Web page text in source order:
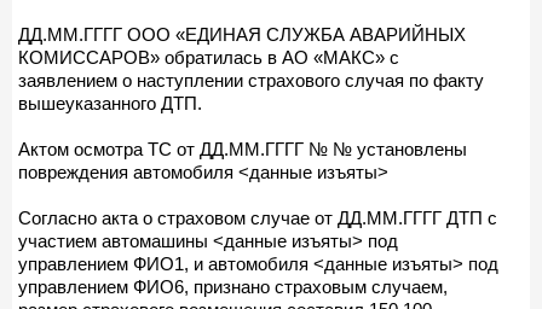
ДД.ММ.ГГГГ ООО «ЕДИНАЯ СЛУЖБА АВАРИЙНЫХ
КОМИССАРОВ» обратилась в АО «МАКС» с
заявлением о наступлении страхового случая по факту
вышеуказанного ДТП.
Актом осмотра ТС от ДД.ММ.ГГГГ № № установлены
повреждения автомобиля <данные изъяты>
Согласно акта о страховом случае от ДД.ММ.ГГГГ ДТП с
участием автомашины <данные изъяты> под
управлением ФИО1, и автомобиля <данные изъяты> под
управлением ФИО6, признано страховым случаем,